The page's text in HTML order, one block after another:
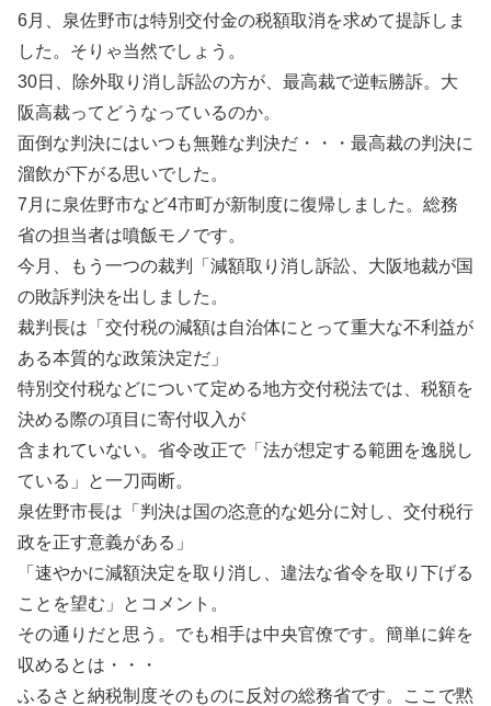
6月、泉佐野市は特別交付金の税額取消を求めて提訴しま
した。そりゃ当然でしょう。
30日、除外取り消し訴訟の方が、最高裁で逆転勝訴。大
阪高裁ってどうなっているのか。
面倒な判決にはいつも無難な判決だ・・・最高裁の判決に
溜飲が下がる思いでした。
7月に泉佐野市など4市町が新制度に復帰しました。総務
省の担当者は噴飯モノです。
今月、もう一つの裁判「減額取り消し訴訟、大阪地裁が国
の敗訴判決を出しました。
裁判長は「交付税の減額は自治体にとって重大な不利益が
ある本質的な政策決定だ」
特別交付税などについて定める地方交付税法では、税額を
決める際の項目に寄付収入が
含まれていない。省令改正で「法が想定する範囲を逸脱し
ている」と一刀両断。
泉佐野市長は「判決は国の恣意的な処分に対し、交付税行
政を正す意義がある」
「速やかに減額決定を取り消し、違法な省令を取り下げる
ことを望む」とコメント。
その通りだと思う。でも相手は中央官僚です。簡単に鉾を
収めるとは・・・
ふるさと納税制度そのものに反対の総務省です。ここで黙